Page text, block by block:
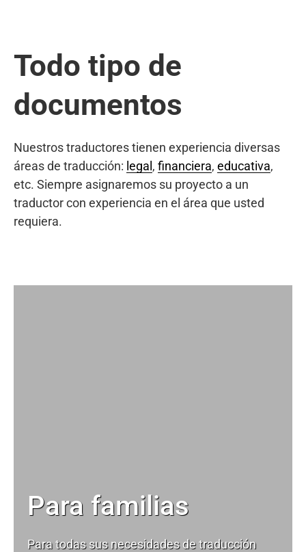
Todo tipo de
documentos
Nuestros traductores tienen experiencia diversas
áreas de traducción: legal , financiera, educativa,
etc. Siempre asignaremos su proyecto a un
traductor con experiencia en el área que usted
requiera.
Para familias
Para todas sus necesidades detraducción